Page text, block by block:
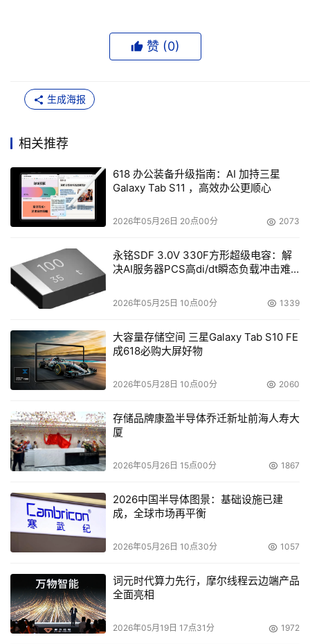
相较于传统冷却方式，直接液体冷却技术（DLC）在散热效
率上展现出显著优势，并兼具多重运营与环境效益，使其成
直接液体冷却技术的三大优势
DLC正迅速崛起为数据中心的标配冷却方案。根据全球市场
洞察的分析，2022年液体冷却IT市场规模已超过20亿美
元，预计到2032年将以每年15%的增速攀升至120亿美元。
DLC的优势众多，以下是其中最核心的三点：
提升可持续性
DLC最引人注目的特性在于其卓越的可持续性。在当今企业
纷纷追求绿色计算目标和ESG（环境、社会与公司治理）合
矛盾的任务。然而，DLC通过其高能效和低功耗的特性，已
被证实能够有效减少范围2（电力产生的间接温室气体排
放）和范围3（其他间接排放）的碳排放。此外，由于DLC
署时间，而传统方式从公共设施获取充足电力往往需要数年
之久。
显著节省成本
在评估冷却方案时，成本是企业关注的核心因素之一。DLC
无需依赖风扇供电，同时能够优化电源使用效率（PUE），
单机架在三年内可节省高达60,067美元。此外，DLC还能
地区尤为重要。
提升数据中心效率
赞 (0)
生成海报
相关推荐
618 办公装备升级指南：AI 加持三星
Galaxy Tab S11 ，高效办公更顺心
2026年05月26日 20点00分 2073
永铭SDF 3.0V 330F方形超级电容：解
决AI服务器PCS高di/dt瞬态负载冲击难
2026年05月25日 10点00分 1339
大容量存储空间 三星Galaxy Tab S10 FE
成618必购大屏好物
2026年05月28日 10点00分 2060
存储品牌康盈半导体乔迁新址前海人寿大
厦
2026年05月26日 15点00分 1867
2026中国半导体图景：基础设施已建
成，全球市场再平衡
2026年05月26日 10点30分 1057
词元时代算力先行，摩尔线程云边端产品
全面亮相
2026年05月19日 17点31分 1972